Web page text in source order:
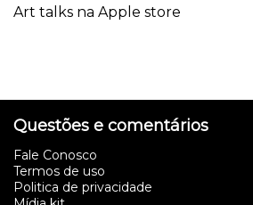
Art talks na Apple store
Questões e comentários
Fale Conosco
Termos de uso
Politica de privacidade